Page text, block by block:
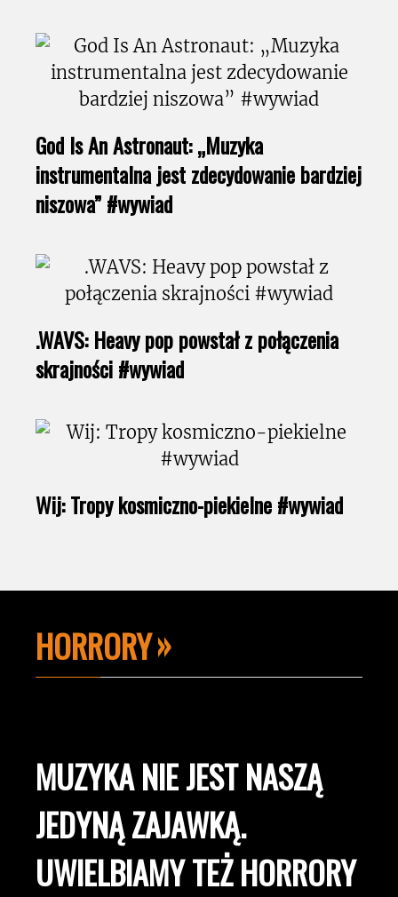
God Is An Astronaut: „Muzyka
instrumentalna jest zdecydowanie bardziej
niszowa” #wywiad
.WAVS: Heavy pop powstał z połączenia
skrajności #wywiad
Wij: Tropy kosmiczno-piekielne #wywiad
HORRORY
MUZYKA NIE JEST NASZĄ
JEDYNĄ ZAJAWKĄ.
UWIELBIAMY TEŻ HORRORY